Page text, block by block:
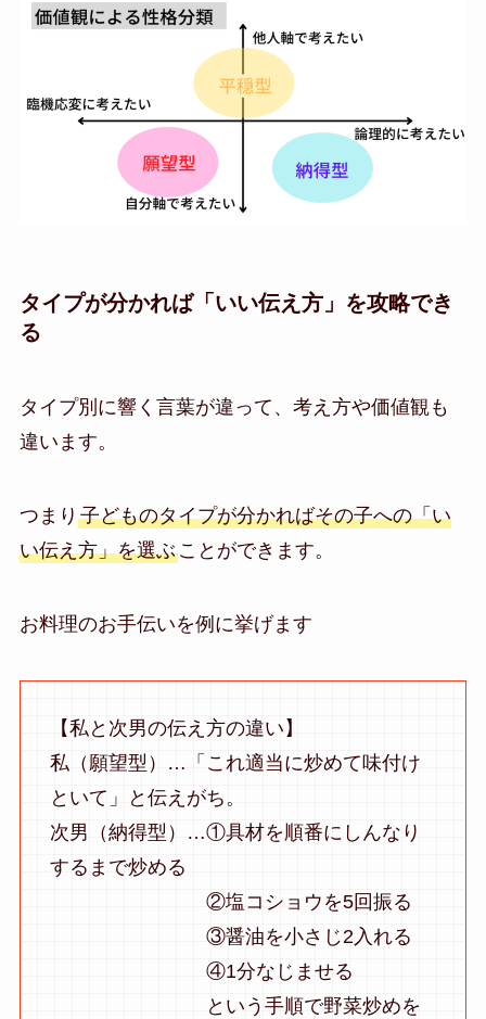
タイプが分かれば「いい伝え方」を攻略でき
る
タイプ別に響く言葉が違って、考え方や価値観も
違います。
つまり 子どものタイプが分かればその子への「い
い伝え方」を選ぶことができます。
お料理のお手伝いを例に挙げます
【私と次男の伝え方の違い】
私（願望型）…「これ適当に炒めて味付け
といて」と伝えがち。
次男（納得型）…①具材を順番にしんなり
するまで炒める
②塩コショウを5回振る
③醤油を小さじ2入れる
④1分なじませる
という手順で野菜炒めを